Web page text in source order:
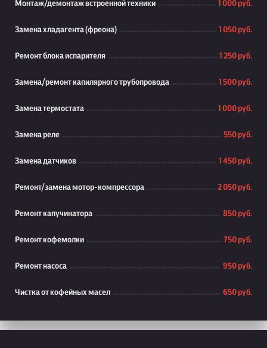
Монтаж/демонтаж встроенной техники 1 000 руб.
Замена хладагента (фреона) 1 050 руб.
Ремонт блока испарителя 1 250 руб.
Замена/ремонт капилярного трубопровода 1 500 руб.
Замена термостата 1 000 руб.
Замена реле 550 руб.
Замена датчиков 1 450 руб.
Ремонт/замена мотор-компрессора 2 050 руб.
Ремонт капучинатора 850 руб.
Ремонт кофемолки 750 руб.
Ремонт насоса 950 руб.
Чистка от кофейных масел 650 руб.